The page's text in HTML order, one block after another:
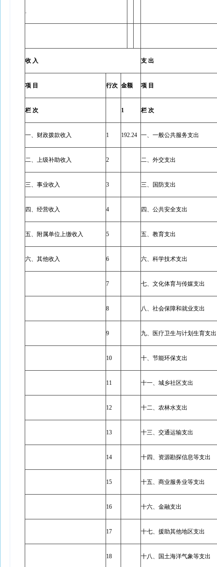
.
收 入 支 出
项 目 行次 金额 项 目
栏 次 1 栏 次
一、财政拨款收入 1 192.24 一、一般公共服务支出
二、上级补助收入 2 二、外交支出
三、事业收入 3 三、国防支出
四、经营收入 4 四、公共安全支出
五、附属单位上缴收入 5 五、教育支出
六、其他收入 6 六、科学技术支出
7 七、文化体育与传媒支出
8 八、社会保障和就业支出
9 九、医疗卫生与计划生育支出
10 十、节能环保支出
11 十一、城乡社区支出
12 十二、农林水支出
13 十三、交通运输支出
14 十四、资源勘探信息等支出
15 十五、商业服务业等支出
16 十六、金融支出
17 十七、援助其他地区支出
18 十八、国土海洋气象等支出